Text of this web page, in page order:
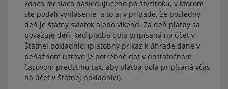
konca mesiaca nasledujúceho po štvrťroku, v ktorom
ste podali vyhlásenie, a to aj v prípade, že posledný
deň je štátny sviatok alebo víkend. Za deň platby sa
považuje deň, keď platba bola pripísaná na účet v
Štátnej pokladnici (platobný príkaz k úhrade dane v
peňažnom ústave je potrebné dať v dostatočnom
časovom predstihu tak, aby platba bola pripísaná včas
na účet v Štátnej pokladnici).